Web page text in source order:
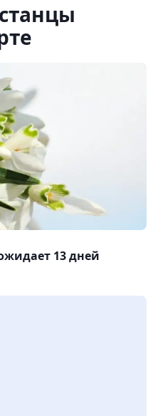
13 дней